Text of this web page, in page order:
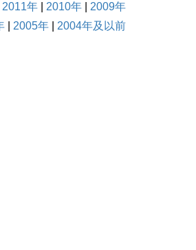
2011年 2010年
2009年
2005年 2004年及以前